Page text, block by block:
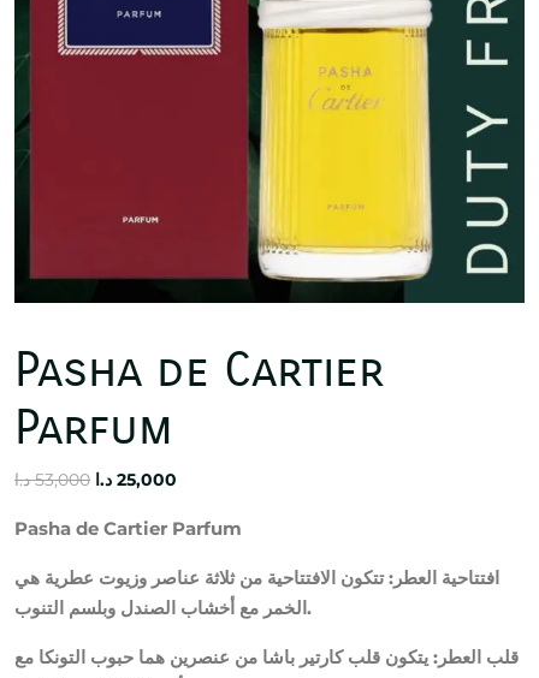
Pasha de Cartier
Parfum
53,000 د.ا
Original
was:
25,000 د.ا
is:
Pasha de Cartier Parfum
افتتاحية العطر: تتكون الافتتاحية من ثلاثة عناصر وزيوت عطرية هي
الخمر مع أخشاب الصندل وبلسم التنوب.
قلب العطر: يتكون قلب كارتير باشا من عنصرين هما حبوب التونكا مع